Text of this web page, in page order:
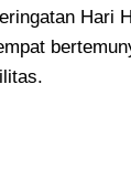
Hari